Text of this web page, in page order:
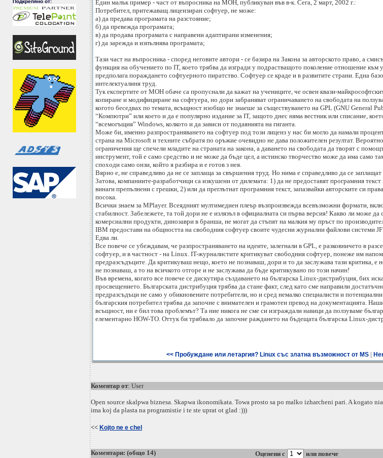
Подкрепяно от:
Един малък пример - част от въпросника на МОН, публикуван във в-к. Сега, 2 март, 2002 г.:
Потребител, притежаващ лицензиран софтуер, не може:
а) да предава програмата на разстояние;
б) да превежда програмата;
в) да продава програмата с направени адаптирани изменения;
г) да зарежда и изпълнява програмата;
Тази част на въпросника - според неговите автори - се базира на Закона за авторското право, а
функция на обучението по IT, което трябва да изгради у подрастващото поколение отношение към
предполага пораждането софтуерното пиратство. Софтуер се краде и в развитите страни. Една
интелектуалиня труд.
Тук експертите от МОН обаче са пропуснали да кажат на учениците, че освен квази-
копиране и модифициране на софтуера, но дори забраняват ограничаването на свободата на
когото беседвах по темата, всъщност изобщо не знаеше за съществуването на GPL (GNU General
“Компютри” или което и да е популярно издание за IT, защото днес няма вестник или списание,
“всемогъщия” Windows, колкото и да зависи от подаянията на гиганта.
Може би, именно разпространяването на софтуер под този лиценз у нас би могло да намали
страна на Microsoft и техните събратя по оръжие очевидно не дава положителен резултат.
ограничения ще спечели младите на страната на закона, а даването на свободата да творят с
инструмент, той е само средство и не може да бъде цел, а истинско творчество може да има само
споходи само онзи, който я разбира и е готов з нея.
Вярно е, не справедливо да не се заплаща за свършения труд. Но нима е справедливо да се
Затова, компаниите-разработчици са изкушени от дилемата: 1) да не предоставят програмния
винаги препълнени с грешки, 2) или да преглътнат програмния текст, запазвайки авторските си
посока.
Всички знаем за MPlayer. Всеядният мултимедиен плеър възпроизвежда всевъзможни формати,
стабилност. Забележете, та той дори не е излязъл в официалната си първа версия! Какво ли може да
комерсиални продукти, динозаври в бранша, не могат да стъпят на малкия му пръст по
IBM предостави на общността на свободния софтуер своите чудесни журнални файлови системи
Едва ли.
Все повече се убеждавам, че разпространяването на идеите, залегнали в GPL, е разковничето в
софтуер, и в частност - на Linux. IT-журналистите критикуват свободния софтуер, понеже им
предразсъдъците. Да критикуваш нещо, което не познаваш, дори и то да заслужава тази критика,
не познаваш, а то на всичкото отгоре и не заслужава да бъде критикувано по този начин!
Във времена, когато все повече се дискутира създаването на българска Linux-дистрибуция, бих
просвещението. Българската дистрибуция трябва да стане факт, след като сме направили
предразсъдъци не само у обикновените потребители, но и сред немалко специалисти и
българския потребител трябва да започне с внимателен и грамотен превод на документацията.
всъщност, ни е бил това проблемът? Та ние никога не сме си изграждали навици да ползуваме
елементарно HOW-TO. Оттук би трябвало да започне раждането на бъдещата българска Linux-
<< Пробуждане или летаргия? Linux със златна възможност от MS |
Коментар от: User
Open source skalpwa biznesa. Skapwa ikonomikata. Towa prosto sa po malko izharcheni pari. A kogato
ima koj da plasta na programistie i te ste uprat ot glad :)))
<< Kojto ne e chel
Коментари: (общо 14) Оценени с или повече